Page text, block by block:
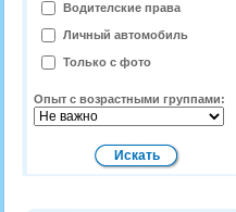
Водителские права
Личный автомобиль
Только с фото
Опыт с возрастными группами: